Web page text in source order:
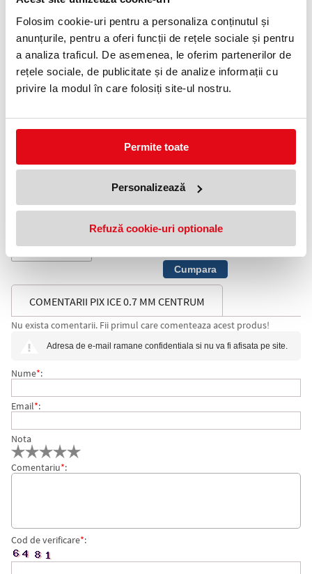
Folosim cookie-uri pentru a personaliza conținutul și
anunțurile, pentru a oferi funcții de rețele sociale și pentru
a analiza traficul. De asemenea, le oferim partenerilor de
rețele sociale, de publicitate și de analize informații cu
privire la modul în care folosiți site-ul nostru.
Permite toate
Personalizează
Refuză cookie-uri optionale
Mina: tip parker.
Pix retractabil cu corp din plastic si capac superior metalic.
PRODUSE SIMILARE
Pix Lanknock UNI-BALL 0.7 mm
Pix cu mecanism Jetstream
SXN-101 Uni-Ball 0.5 mm
albastru
5,99 lei
COMENTARII PIX ICE 0.7 MM CENTRUM
Nu exista comentarii. Fii primul care comenteaza acest produs!
Adresa de e-mail ramane confidentiala si nu va fi afisata pe site.
Nume*:
Email*:
Nota
Comentariu*:
Cod de verificare*: